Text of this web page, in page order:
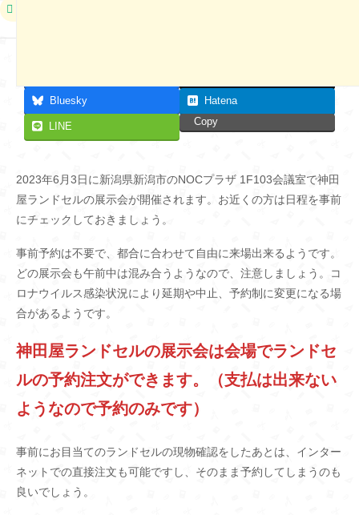
Bluesky Hatena
LINE Copy
2023年6月3日に新潟県新潟市のNOCプラザ 1F103会議室で神田
屋ランドセルの展示会が開催されます。お近くの方は日程を事前
にチェックしておきましょう。
事前予約は不要で、都合に合わせて自由に来場出来るようです。
どの展示会も午前中は混み合うようなので、注意しましょう。コ
ロナウイルス感染状況により延期や中止、予約制に変更になる場
合があるようです。
神田屋ランドセルの展示会は会場でランドセ
ルの予約注文ができます。（支払は出来ない
ようなので予約のみです）
事前にお目当てのランドセルの現物確認をしたあとは、インター
ネットでの直接注文も可能ですし、そのまま予約してしまうのも
良いでしょう。